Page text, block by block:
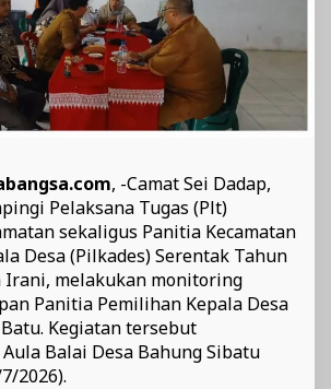
, -Camat Sei Dadap,
Pelaksana Tugas (Plt)
sekaligus Panitia Kecamatan
Desa (Pilkades) Serentak Tahun
Irani, melakukan monitoring
Panitia Pemilihan Kepala Desa
Kegiatan tersebut
Balai Desa Bahung Sibatu
2026).